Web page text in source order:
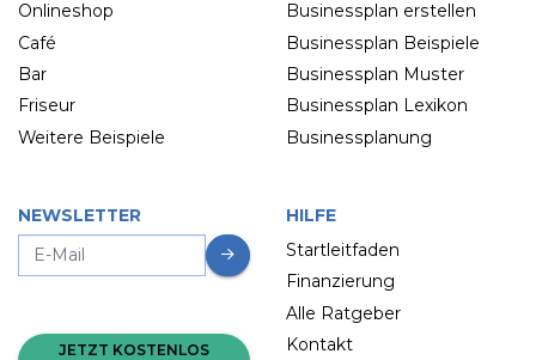
Onlineshop
Café
Bar
Friseur
Weitere Beispiele
Businessplan erstellen
Businessplan Beispiele
Businessplan Muster
Businessplan Lexikon
Businessplanung
NEWSLETTER
JETZT KOSTENLOS
HILFE
Startleitfaden
Finanzierung
Alle Ratgeber
Kontakt